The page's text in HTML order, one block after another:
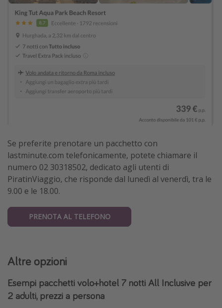
Se preferite prenotare un pacchetto con
lastminute.com telefonicamente, potete chiamare il
numero 02 30318502, dedicato agli utenti di
PiratinViaggio, che risponde dal lunedì al venerdì, tra le
9.00 e le 18.00.
PRENOTA AL TELEFONO
Altre opzioni
Esempi pacchetti volo+hotel 7 notti All Inclusive per
2 adulti, prezzi a persona